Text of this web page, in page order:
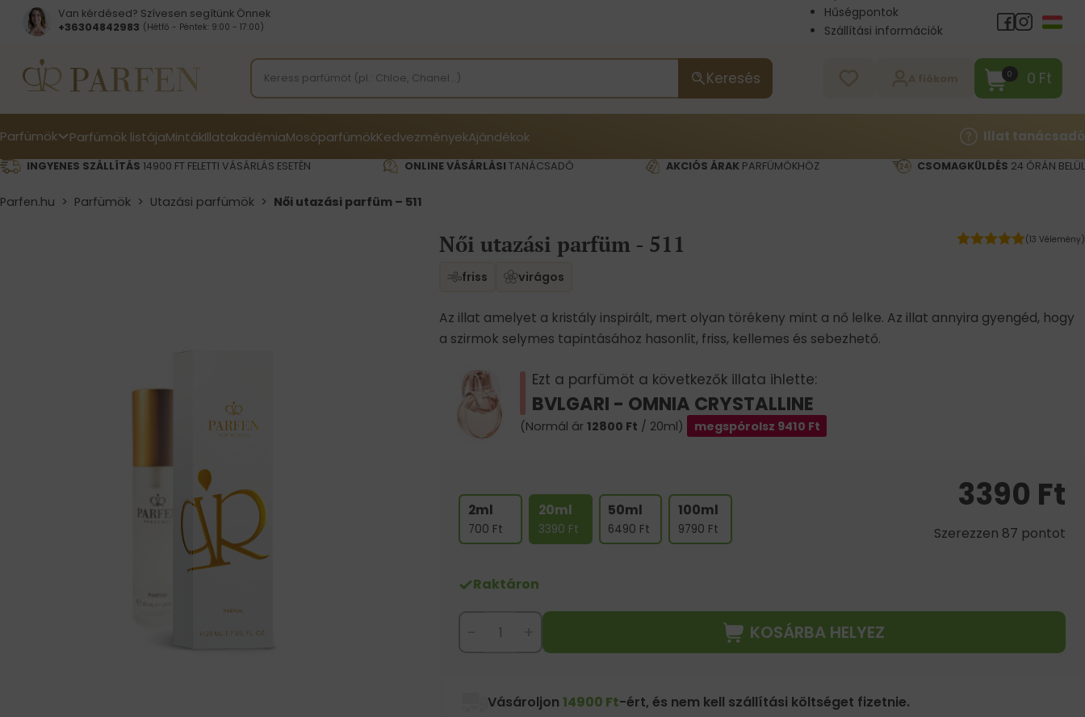
Van kérdésed? Szívesen segítünk Önnek
+36304842983 (Hétfő - Péntek: 9:00 - 17:00)
Hűségpontok
Szállítási információk
Keresés 0 0 Ft
Parfümök Parfümök listájaMintákIllatakadémiaMosóparfümökKedvezményekAjándékok Illat tanácsadó
INGYENES SZÁLLÍTÁS 14900 FT FELETTI VÁSÁRLÁS ESETÉN ONLINE VÁSÁRLÁSI TANÁCSADÓ AKCIÓS ÁRAKPARFÜMÖKHÖZ CSOMAGKÜLDÉS 24 ÓRÁN BELÜL
Parfen.hu > Parfümök > Utazási parfümök > Női utazási parfüm – 511
Női utazási parfüm - 511 (13 Vélemény)
friss virágos
Az illat amelyet a kristály inspirált, mert olyan törékeny mint a nő lelke. Az illat annyira gyengéd, hogy
a szirmok selymes tapintásához hasonlít, friss, kellemes és sebezhető.
Ezt a parfümöt a következők illata ihlette:
BVLGARI - OMNIA CRYSTALLINE
(Normál ár 12800 Ft / 20ml) megspórolsz 9410 Ft
2ml
700 Ft
20ml
3390 Ft
50ml
6490 Ft
100ml
9790 Ft
3390 Ft
Szerezzen 87 pontot
Raktáron
KOSÁRBA HELYEZ
Vásároljon 14900 Ft-ért, és nem kell szállítási költséget fizetnie.